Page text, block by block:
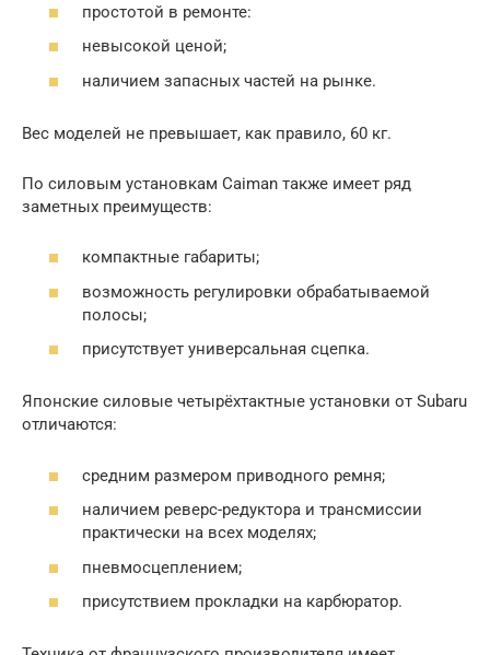
простотой в ремонте:
невысокой ценой;
наличием запасных частей на рынке.
Вес моделей не превышает, как правило, 60 кг.
По силовым установкам Caiman также имеет ряд
заметных преимуществ:
компактные габариты;
возможность регулировки обрабатываемой
полосы;
присутствует универсальная сцепка.
Японские силовые четырёхтактные установки от Subaru
отличаются:
средним размером приводного ремня;
наличием реверс-редуктора и трансмиссии
практически на всех моделях;
пневмосцеплением;
присутствием прокладки на карбюратор.